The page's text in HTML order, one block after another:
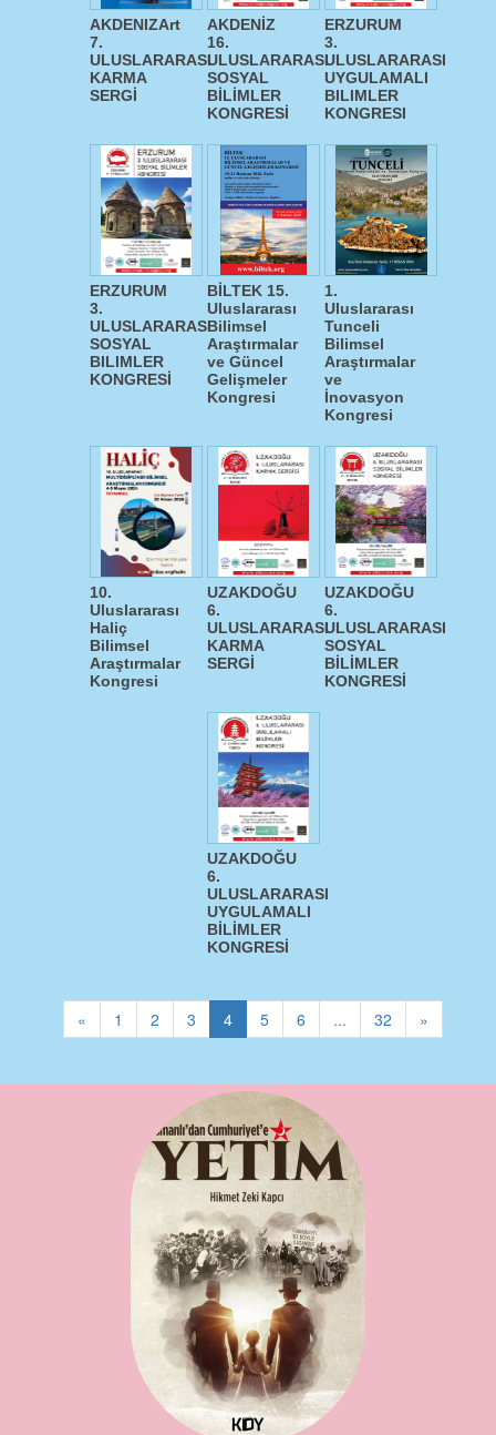
AKDENIZArt
7.
ULUSLARARASI
KARMA
SERGİ
AKDENİZ
16.
ULUSLARARASI
SOSYAL
BİLİMLER
KONGRESİ
ERZURUM
3.
ULUSLARARASI
UYGULAMALI
BILIMLER
KONGRESI
ERZURUM
3.
ULUSLARARASI
SOSYAL
BILIMLER
KONGRESİ
BİLTEK 15.
Uluslararası
Bilimsel
Araştırmalar
ve Güncel
Gelişmeler
Kongresi
1.
Uluslararası
Tunceli
Bilimsel
Araştırmalar
ve
İnovasyon
Kongresi
10.
Uluslararası
Haliç
Bilimsel
Araştırmalar
Kongresi
UZAKDOĞU
6.
ULUSLARARASI
KARMA
SERGİ
UZAKDOĞU
6.
ULUSLARARASI
SOSYAL
BİLİMLER
KONGRESİ
UZAKDOĞU
6.
ULUSLARARASI
UYGULAMALI
BİLİMLER
KONGRESİ
« 1 2 3 4 5 6 ... 32 »